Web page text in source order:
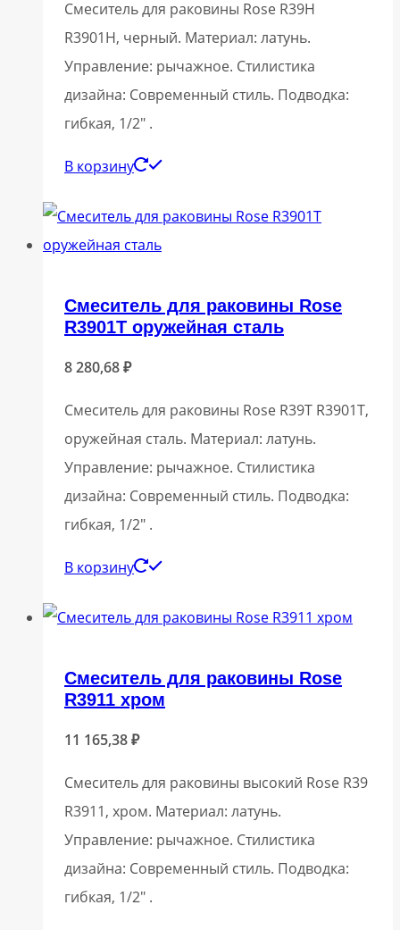
Смеситель для раковины Rose R39H
R3901H, черный. Материал: латунь.
Управление: рычажное. Стилистика
дизайна: Современный стиль. Подводка:
гибкая, 1/2″ .
В корзину
Смеситель для раковины Rose
R3901T оружейная сталь
8 280,68₽
Смеситель для раковины Rose R39T R3901T,
оружейная сталь. Материал: латунь.
Управление: рычажное. Стилистика
дизайна: Современный стиль. Подводка:
гибкая, 1/2″ .
В корзину
Смеситель для раковины Rose
R3911 хром
11 165,38₽
Смеситель для раковины высокий Rose R39
R3911, хром. Материал: латунь.
Управление: рычажное. Стилистика
дизайна: Современный стиль. Подводка:
гибкая, 1/2″ .